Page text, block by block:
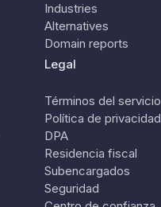
Industries
Alternatives
Domain reports
Legal
Términos del servicio
Política de privacidad
DPA
Residencia fiscal
Subencargados
Seguridad